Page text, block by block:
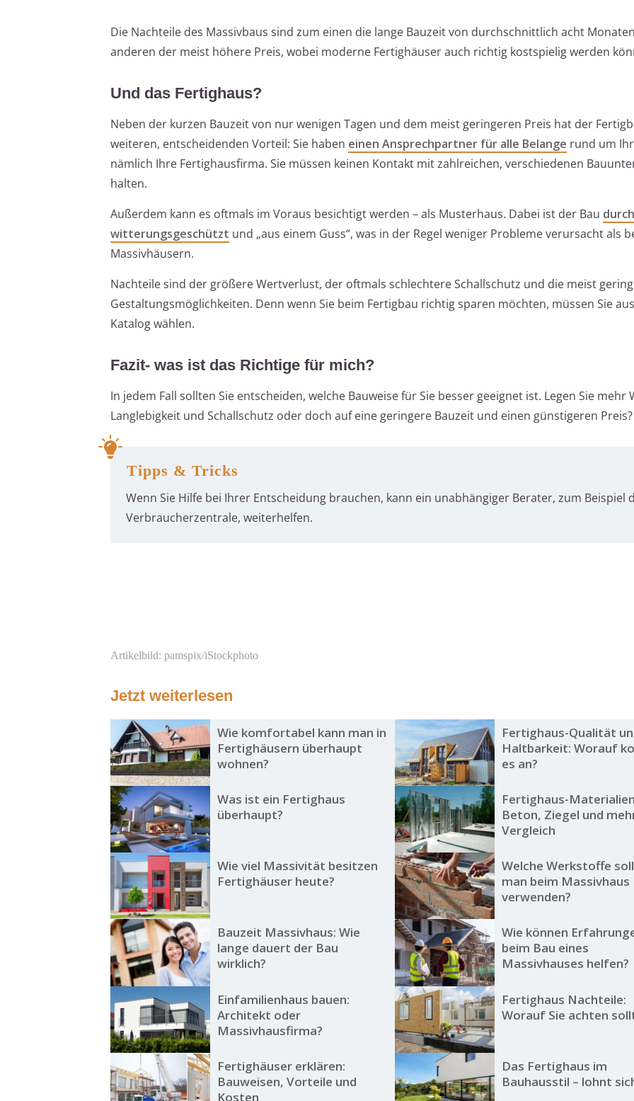
Die Nachteile des Massivbaus sind zum einen die lange Bauzeit von durchschnittlich acht
anderen der meist höhere Preis, wobei moderne Fertighäuser auch richtig kostspielig werden
Und das Fertighaus?
Neben der kurzen Bauzeit von nur wenigen Tagen und dem meist geringeren Preis hat der
weiteren, entscheidenden Vorteil: Sie haben einen Ansprechpartner für alle Belange rund um
nämlich Ihre Fertighausfirma. Sie müssen keinen Kontakt mit zahlreichen, verschiedenen
halten.
Außerdem kann es oftmals im Voraus besichtigt werden – als Musterhaus. Dabei ist der Bau
witterungsgeschützt und „aus einem Guss“, was in der Regel weniger Probleme verursacht als
Massivhäusern.
Nachteile sind der größere Wertverlust, der oftmals schlechtere Schallschutz und die meist
Gestaltungsmöglichkeiten. Denn wenn Sie beim Fertigbau richtig sparen möchten, müssen Sie
Katalog wählen.
Fazit- was ist das Richtige für mich?
In jedem Fall sollten Sie entscheiden, welche Bauweise für Sie besser geeignet ist. Legen Sie mehr
Langlebigkeit und Schallschutz oder doch auf eine geringere Bauzeit und einen günstigeren Preis?
Tipps & Tricks
Wenn Sie Hilfe bei Ihrer Entscheidung brauchen, kann ein unabhängiger Berater, zum Beispiel
Verbraucherzentrale, weiterhelfen.
Artikelbild: pamspix/iStockphoto
Jetzt weiterlesen
Wie komfortabel kann man in
Fertighäusern überhaupt
wohnen?
Fertighaus-Qualität
Haltbarkeit: Worauf
es an?
Was ist ein Fertighaus
überhaupt?
Fertighaus-
Beton, Ziegel und
Vergleich
Wie viel Massivität besitzen
Fertighäuser heute?
Welche Werkstoffe
man beim Massivhaus
verwenden?
Bauzeit Massivhaus: Wie
lange dauert der Bau
wirklich?
Wie können
beim Bau eines
Massivhauses helfen?
Einfamilienhaus bauen:
Architekt oder
Massivhausfirma?
Fertighaus Nachteile:
Worauf Sie achten
Fertighäuser erklären:
Bauweisen, Vorteile und
Kosten
Das Fertighaus im
Bauhausstil – lohnt